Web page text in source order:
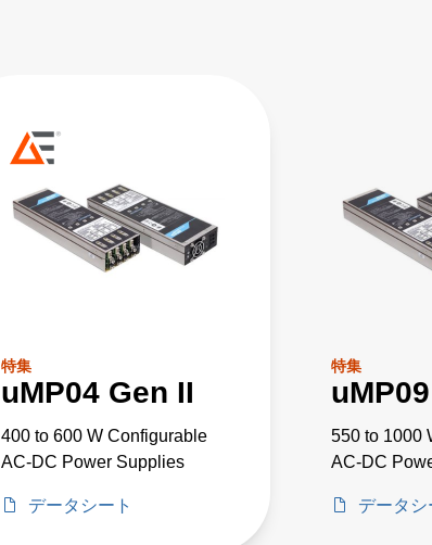
特集
uMP04 Gen II
400 to 600 W Configurable
AC-DC Power Supplies
データシート
特集
550 to 1000
AC-DC
データシ